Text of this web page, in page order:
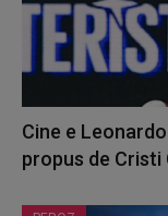
Cine e
propus de Cristi